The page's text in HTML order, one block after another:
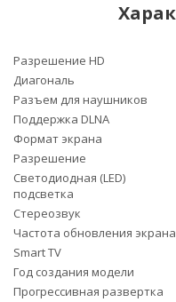
Разрешение HD
Диагональ
Разъем для наушников
Поддержка DLNA
Формат экрана
Разрешение
Светодиодная (LED)
подсветка
Стереозвук
Частота обновления экрана
Smart TV
Год создания модели
Прогрессивная развертка